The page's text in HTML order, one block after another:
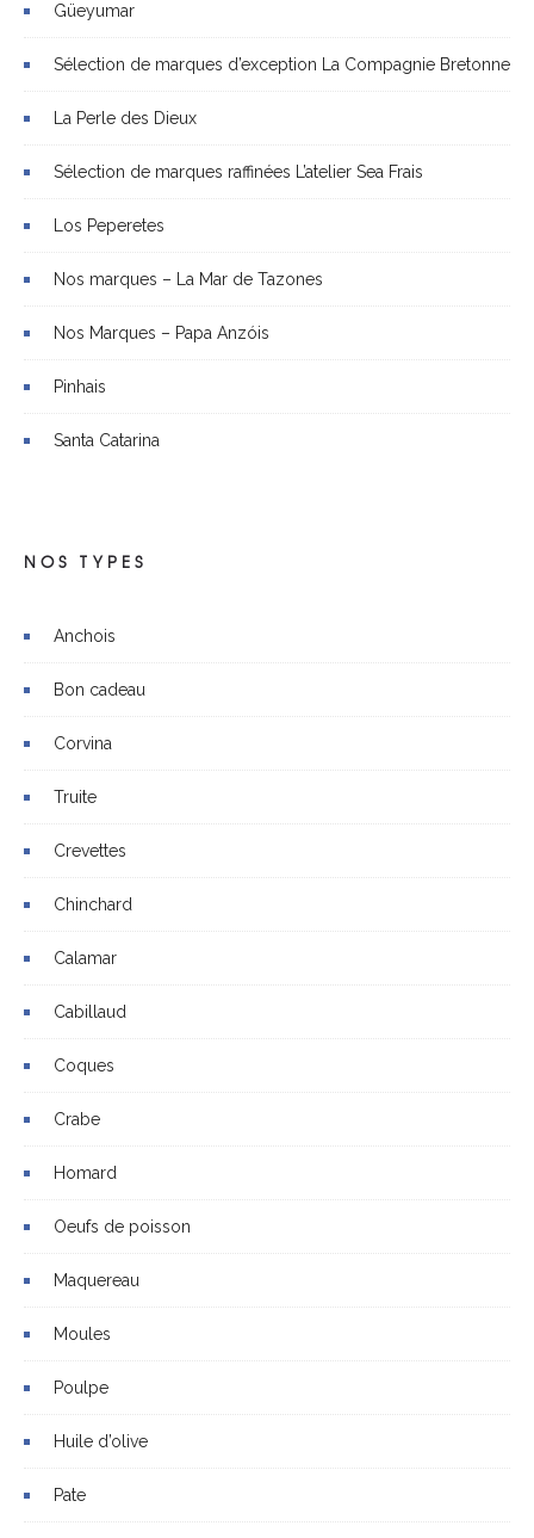
Güeyumar
Sélection de marques d’exception La Compagnie Bretonne
La Perle des Dieux
Sélection de marques raffinées L’atelier Sea Frais
Los Peperetes
Nos marques – La Mar de Tazones
Nos Marques – Papa Anzóis
Pinhais
Santa Catarina
NOS TYPES
Anchois
Bon cadeau
Corvina
Truite
Crevettes
Chinchard
Calamar
Cabillaud
Coques
Crabe
Homard
Oeufs de poisson
Maquereau
Moules
Poulpe
Huile d’olive
Pate